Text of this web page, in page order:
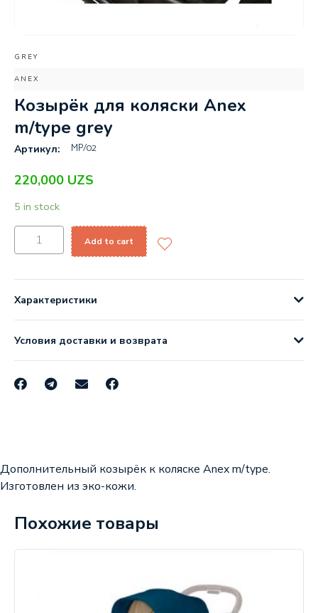
GREY
ANEX
Козырёк для коляски Anex
m/type grey
Артикул: MP/02
220,000 UZS
5 in stock
Add to cart
Характеристики
Условия доставки и возврата
Дополнительный козырёк к коляске Anex m/type.
Изготовлен из эко-кожи.
Похожие товары